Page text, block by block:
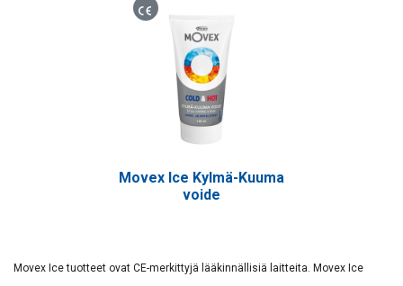
Lääkinnällinen laite
Movex Ice Kylmä-Kuuma
voide
Movex Ice tuotteet ovat CE-merkittyjä lääkinnällisiä laitteita. Movex Ice